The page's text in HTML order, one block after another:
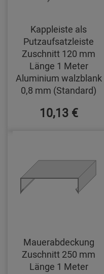
Kappleiste als
Putzaufsatzleiste
Zuschnitt 120 mm
Länge 1 Meter
Aluminium walzblank
0,8 mm (Standard)
10,13 €
Mauerabdeckung
Zuschnitt 250 mm
Länge 1 Meter